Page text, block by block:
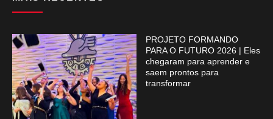
PROJETO FORMANDO
PARA O FUTURO 2026 | Eles
chegaram para aprender e
saem prontos para
transformar